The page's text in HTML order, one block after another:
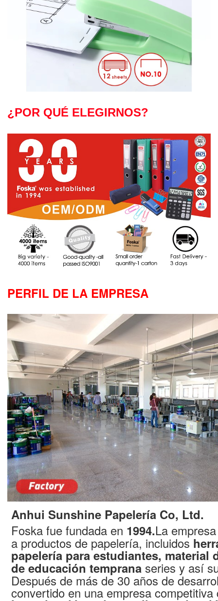
¿POR QUÉ ELEGIRNOS?
PERFIL DE LA EMPRESA
Anhui Sunshine Papelería Co, Ltd.
Foska fue fundada en 1994.La
a productos de papelería, incluidos
papelería para estudiantes,
de educación temprana series y así
Después de más de 30 años de
convertido en una empresa